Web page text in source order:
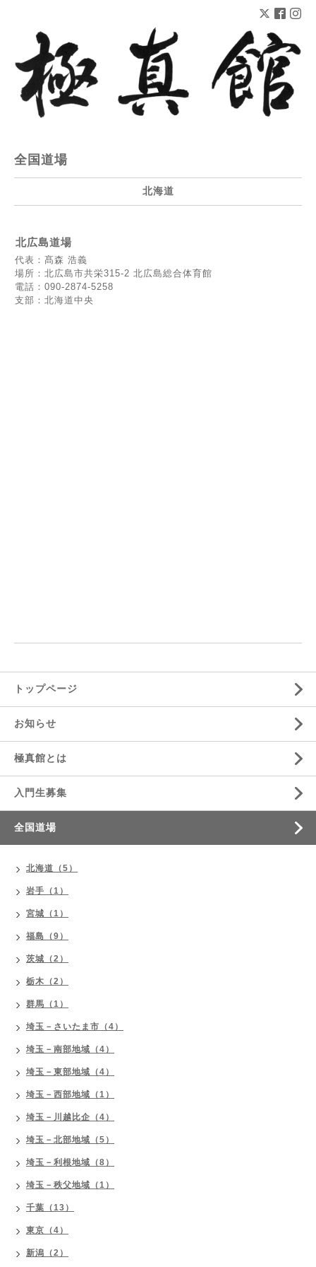
全国道場
北海道
北広島道場
代表：髙森 浩義
場所：北広島市共栄315-2 北広島総合体育館
電話：090-2874-5258
支部：北海道中央
トップページ
お知らせ
極真館とは
入門生募集
全国道場
北海道（5）
岩手（1）
宮城（1）
福島（9）
茨城（2）
栃木（2）
群馬（1）
埼玉－さいたま市（4）
埼玉－南部地域（4）
埼玉－東部地域（4）
埼玉－西部地域（1）
埼玉－川越比企（4）
埼玉－北部地域（5）
埼玉－利根地域（8）
埼玉－秩父地域（1）
千葉（13）
東京（4）
新潟（2）